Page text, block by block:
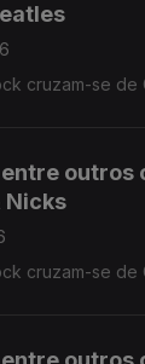
cruzam-se de
outros
Nicks
cruzam-se de